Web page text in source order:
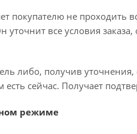
покупателю не проходить
все условия
либо, получив
сейчас. Получает
режиме